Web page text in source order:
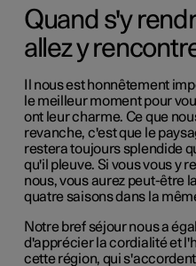
Quand s'y
allez y
Il nous est honnêtement
le meilleur moment pour
ont leur charme. Ce que
revanche, c'est que le
restera toujours splendide
qu'il pleuve. Si vous vous y
nous, vous aurez peut-être
quatre saisons dans la
Notre bref séjour nous a
d'apprécier la cordialité et
cette région, qui